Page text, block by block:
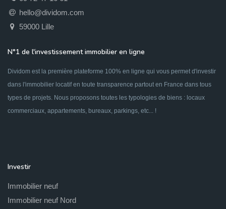
hello@dividom.com
59000 Lille
N°1 de l'investissement immobilier en ligne
Dividom est la première plateforme 100% en ligne qui vous permet d'investir
dans l'immobilier locatif en toute transparence partout en France dans tous
types de projets. Nous proposons toutes les typologies de biens : locaux
commerciaux, appartements, bureaux, parkings, etc... !
Investir
Immobilier neuf
Immobilier neuf Nord